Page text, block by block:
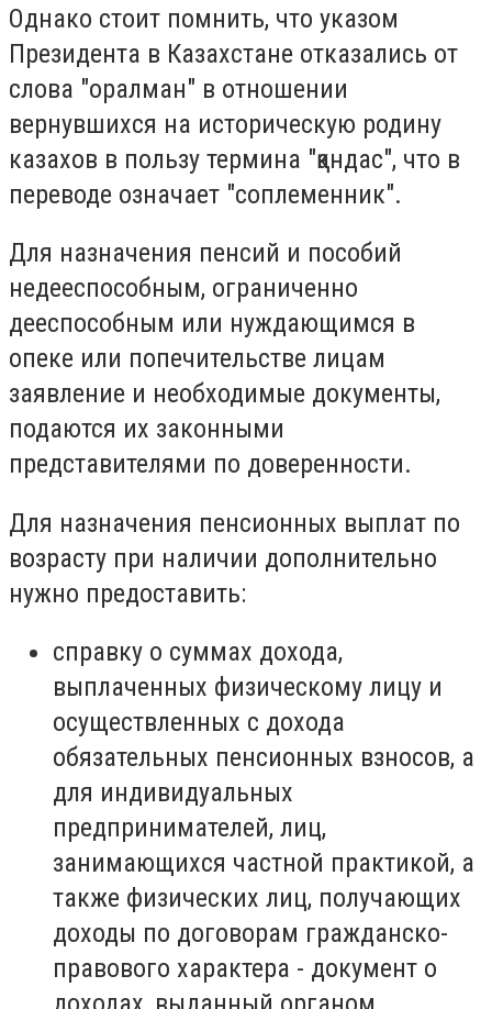
Однако стоит помнить, что указом
Президента в Казахстане отказались от
слова "оралман" в отношении
вернувшихся на историческую родину
казахов в пользу термина "қандас", что в
переводе означает "соплеменник".
Для назначения пенсий и пособий
недееспособным, ограниченно
дееспособным или нуждающимся в
опеке или попечительстве лицам
заявление и необходимые документы,
подаются их законными
представителями по доверенности.
Для назначения пенсионных выплат по
возрасту при наличии дополнительно
нужно предоставить:
справку о суммах дохода,
выплаченных физическому лицу и
осуществленных с дохода
обязательных пенсионных взносов, а
для индивидуальных
предпринимателей, лиц,
занимающихся частной практикой, а
также физических лиц, получающих
доходы по договорам гражданско-
правового характера - документ о